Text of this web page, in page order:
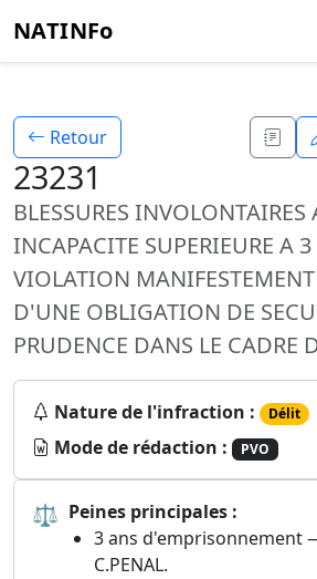
NATINFo
Retour
23231
BLESSURES INVOLONTAIRES
INCAPACITE SUPERIEURE A
VIOLATION MANIFESTEMENT
D'UNE OBLIGATION DE
PRUDENCE DANS LE CADRE
Nature de l'infraction : Délit
Mode de rédaction : PVO
⚖ Peines principales :
3 ans d'emprisonnement
C.PENAL.